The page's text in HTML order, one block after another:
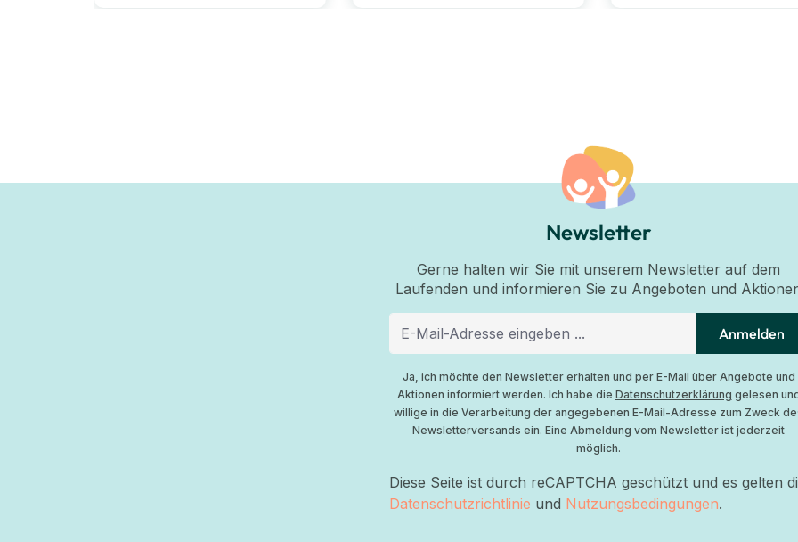
Newsletter
Gerne halten wir Sie mit unserem Newsletter auf dem
Laufenden und informieren Sie zu Angeboten und
Anmelden
Ja, ich möchte den Newsletter erhalten und per E-Mail über Angebote und
Aktionen informiert werden. Ich habe die Datenschutzerklärung gelesen
willige in die Verarbeitung der angegebenen E-Mail-Adresse zum Zweck
Newsletterversands ein. Eine Abmeldung vom Newsletter ist jederzeit
möglich.
Diese Seite ist durch reCAPTCHA geschützt und es gelten
Datenschutzrichtlinie und Nutzungsbedingungen.